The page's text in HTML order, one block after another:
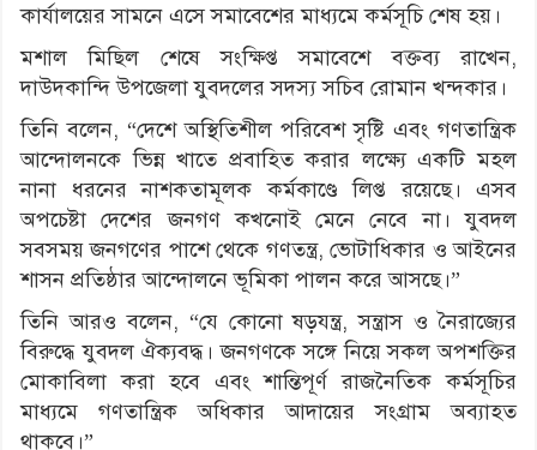
কার্যালয়ের সামনে এসে সমাবেশের মাধ্যমে কর্মসূচি শেষ হয়।
মশাল মিছিল শেষে সংক্ষিপ্ত সমাবেশে বক্তব্য রাখেন,
দাউদকান্দি উপজেলা যুবদলের সদস্য সচিব রোমান খন্দকার।
তিনি বলেন, “দেশে অস্থিতিশীল পরিবেশ সৃষ্টি এবং গণতান্ত্রিক
আন্দোলনকে ভিন্ন খাতে প্রবাহিত করার লক্ষ্যে একটি মহল
নানা ধরনের নাশকতামূলক কর্মকাণ্ডে লিপ্ত রয়েছে। এসব
অপচেষ্টা দেশের জনগণ কখনোই মেনে নেবে না। যুবদল
সবসময় জনগণের পাশে থেকে গণতন্ত্র, ভোটাধিকার ও আইনের
শাসন প্রতিষ্ঠার আন্দোলনে ভূমিকা পালন করে আসছে।”
তিনি আরও বলেন, “যে কোনো ষড়যন্ত্র, সন্ত্রাস ও নৈরাজ্যের
বিরুদ্ধে যুবদল ঐক্যবদ্ধ। জনগণকে সঙ্গে নিয়ে সকল অপশক্তির
মোকাবিলা করা হবে এবং শান্তিপূর্ণ রাজনৈতিক কর্মসূচির
মাধ্যমে গণতান্ত্রিক অধিকার আদায়ের সংগ্রাম অব্যাহত
থাকবে।”